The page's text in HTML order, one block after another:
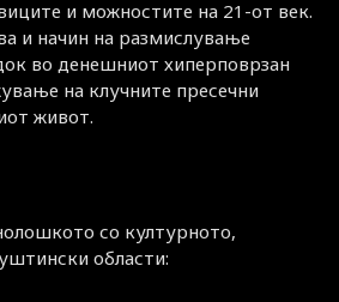
и можностите на 21-от век.
и начин на размислување
во денешниот хиперповрзан
на клучните пресечни
живот.
со културното,
области: